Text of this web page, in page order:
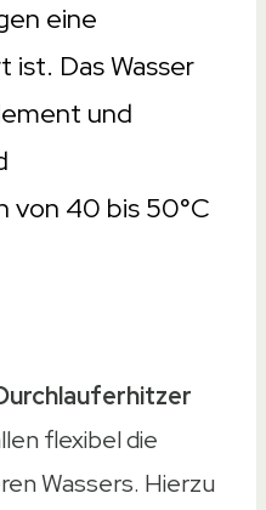
eine
Das Wasser
und
von 40 bis 50°C
flexibel die
Wassers. Hierzu